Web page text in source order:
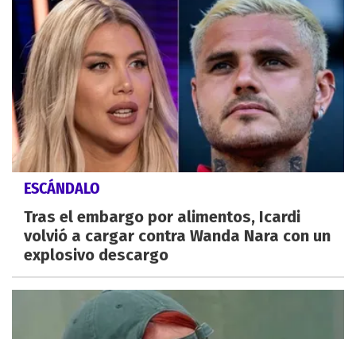
ESCÁNDALO
Tras el embargo por alimentos, Icardi
volvió a cargar contra Wanda Nara con un
explosivo descargo